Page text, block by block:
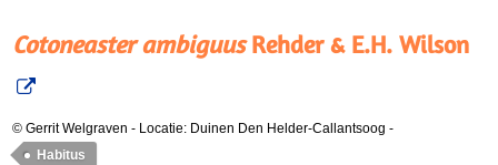
Cotoneaster ambiguusRehder & E.H. Wilson
© Gerrit Welgraven - Locatie: Duinen Den Helder-Callantsoog -
Habitus